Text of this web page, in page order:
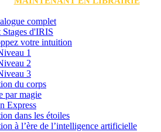
complet
Stages d'IRIS
votre intuition
1
2
3
du corps
par magie
Express
dans les étoiles
à l’ère de l’intelligence artificielle